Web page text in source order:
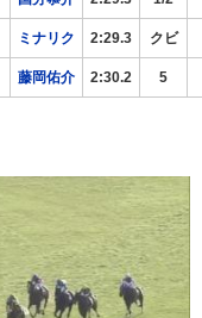
ミナリク 2:29.3 クビ
藤岡佑介 2:30.2 5